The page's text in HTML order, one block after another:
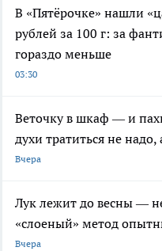
В «Пятёрочке» нашли
рублей за 100 г: за
гораздо меньше
03:30
Веточку в шкаф — и
духи тратиться не
Вчера
Лук лежит до весны —
«слоеный» метод
Вчера